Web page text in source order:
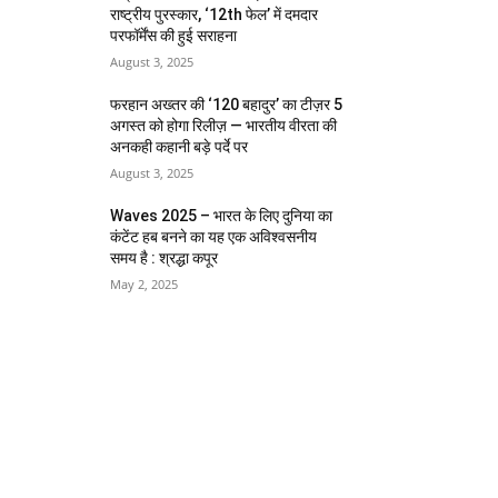
राष्ट्रीय पुरस्कार, ‘12th फेल’ में दमदार
परफॉर्मेंस की हुई सराहना
August 3, 2025
फरहान अख्तर की ‘120 बहादुर’ का टीज़र 5
अगस्त को होगा रिलीज़ — भारतीय वीरता की
अनकही कहानी बड़े पर्दे पर
August 3, 2025
Waves 2025 – भारत के लिए दुनिया का
कंटेंट हब बनने का यह एक अविश्वसनीय
समय है : श्रद्धा कपूर
May 2, 2025